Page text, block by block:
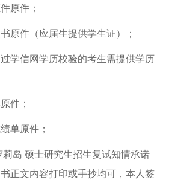
原件；
原件（应届生提供学生证）；
过学信网学历校验的考生需提供学历
件；
单原件；
莉岛 硕士研究生招生复试知情承诺
正文内容打印或手抄均可，本人签